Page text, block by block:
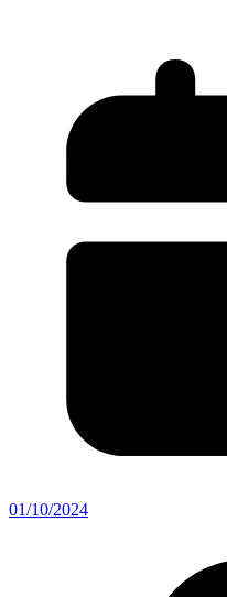
01/10/2024